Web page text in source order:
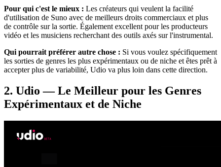
Pour qui c'est le mieux : Les créateurs qui veulent la facilité
d'utilisation de Suno avec de meilleurs droits commerciaux et plus
de contrôle sur la sortie. Également excellent pour les producteurs
vidéo et les musiciens recherchant des outils axés sur l'instrumental.
Qui pourrait préférer autre chose : Si vous voulez spécifiquement
les sorties de genres les plus expérimentaux ou de niche et êtes prêt à
accepter plus de variabilité, Udio va plus loin dans cette direction.
2. Udio — Le Meilleur pour les Genres
Expérimentaux et de Niche